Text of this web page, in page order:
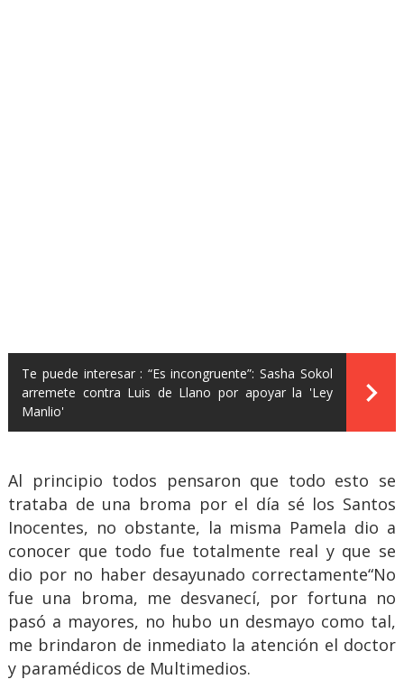
Te puede interesar : “Es incongruente”: Sasha Sokol
arremete contra Luis de Llano por apoyar la 'Ley
Manlio'
Al principio todos pensaron que todo esto se
trataba de una broma por el día sé los Santos
Inocentes, no obstante, la misma Pamela dio a
conocer que todo fue totalmente real y que se
dio por no haber desayunado correctamente“No
fue una broma, me desvanecí, por fortuna no
pasó a mayores, no hubo un desmayo como tal,
me brindaron de inmediato la atención el doctor
y paramédicos de Multimedios.